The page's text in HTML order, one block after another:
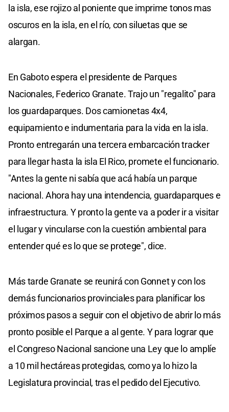
la isla, ese rojizo al poniente que imprime tonos mas
oscuros en la isla, en el río, con siluetas que se
alargan.
En Gaboto espera el presidente de Parques
Nacionales, Federico Granate. Trajo un "regalito" para
los guardaparques. Dos camionetas 4x4,
equipamiento e indumentaria para la vida en la isla.
Pronto entregarán una tercera embarcación tracker
para llegar hasta la isla El Rico, promete el funcionario.
"Antes la gente ni sabía que acá había un parque
nacional. Ahora hay una intendencia, guardaparques e
infraestructura. Y pronto la gente va a poder ir a visitar
el lugar y vincularse con la cuestión ambiental para
entender qué es lo que se protege", dice.
Más tarde Granate se reunirá con Gonnet y con los
demás funcionarios provinciales para planificar los
próximos pasos a seguir con el objetivo de abrir lo más
pronto posible el Parque a al gente. Y para lograr que
el Congreso Nacional sancione una Ley que lo amplíe
a 10 mil hectáreas protegidas, como ya lo hizo la
Legislatura provincial, tras el pedido del Ejecutivo.